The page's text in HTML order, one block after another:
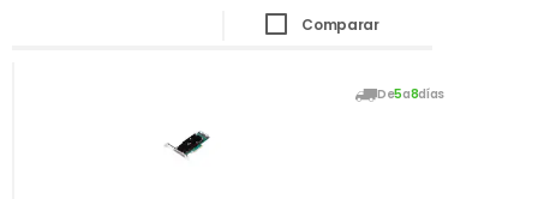
Comparar
De5a8días